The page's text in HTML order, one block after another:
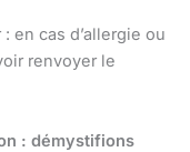
en cas d’allergie ou
renvoyer le
: démystifions